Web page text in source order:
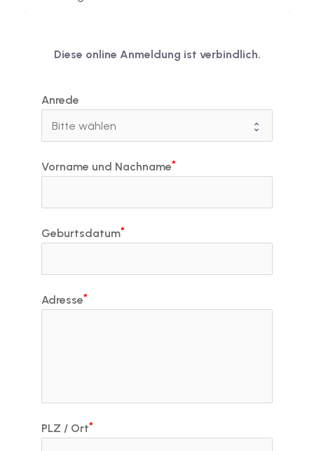
Diese online Anmeldung ist verbindlich.
Anrede
Vorname und Nachname
Geburtsdatum
Adresse
PLZ / Ort